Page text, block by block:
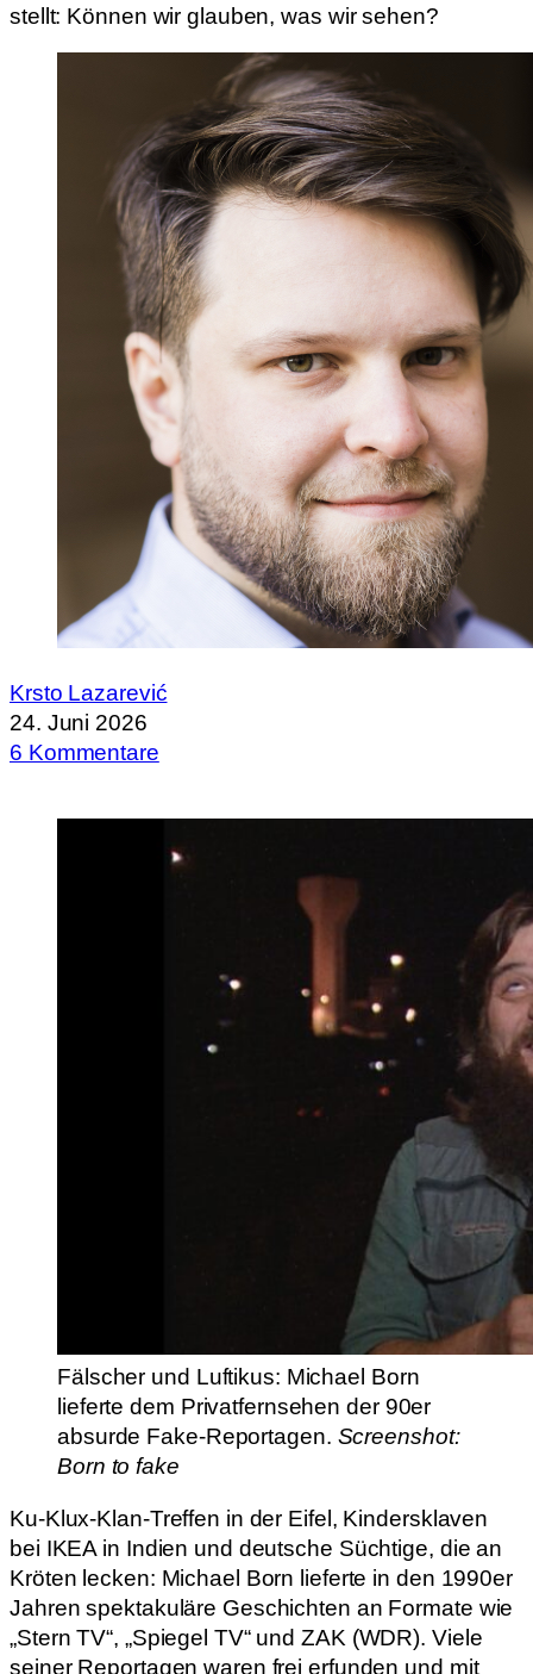
stellt: Können wir glauben, was wir sehen?
Krsto Lazarević
24. Juni 2026
6 Kommentare
Fälscher und Luftikus: Michael Born
lieferte dem Privatfernsehen der 90er
absurde Fake-Reportagen. Screenshot:
Born to fake
Ku-Klux-Klan-Treffen in der Eifel, Kindersklaven
bei IKEA in Indien und deutsche Süchtige, die an
Kröten lecken: Michael Born lieferte in den 1990er
Jahren spektakuläre Geschichten an Formate wie
„Stern TV“, „Spiegel TV“ und ZAK (WDR). Viele
seiner Reportagen waren frei erfunden und mit